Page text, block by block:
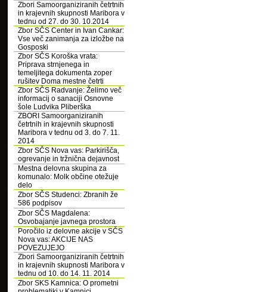
Zbori Samoorganiziranih četrtnih
in krajevnih skupnosti Maribora v
tednu od 27. do 30. 10.2014
Zbor SČS Center in Ivan Cankar:
Vse več zanimanja za izložbe na
Gosposki
Zbor SČS Koroška vrata:
Priprava strnjenega in
temeljitega dokumenta zoper
rušitev Doma mestne četrti
Zbor SČS Radvanje: Želimo več
informacij o sanaciji Osnovne
šole Ludvika Pliberška
ZBORI Samoorganiziranih
četrtnih in krajevnih skupnosti
Maribora v tednu od 3. do 7. 11.
2014
Zbor SČS Nova vas: Parkirišča,
ogrevanje in tržnična dejavnost
Mestna delovna skupina za
komunalo: Molk občine otežuje
delo
Zbor SČS Studenci: Zbranih že
586 podpisov
Zbor SČS Magdalena:
Osvobajanje javnega prostora
Poročilo iz delovne akcije v SČS
Nova vas: AKCIJE NAS
POVEZUJEJO
Zbori Samoorganiziranih četrtnih
in krajevnih skupnosti Maribora v
tednu od 10. do 14. 11. 2014
Zbor SKS Kamnica: O prometni